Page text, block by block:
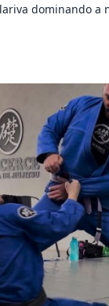
dominando a